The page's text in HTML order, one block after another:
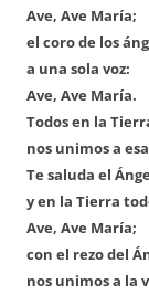
Ave, Ave María;
el coro de los
a una sola voz:
Ave, Ave María.
Todos en la
nos unimos a
Te saluda el
y en la Tierra
Ave, Ave María;
con el rezo del
nos unimos a la